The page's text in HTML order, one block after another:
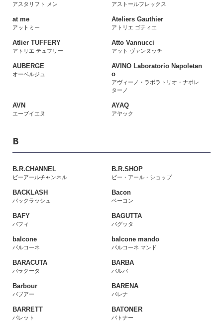
アスタリフト メン アストールフレックス
at me
アットミー
Ateliers Gauthier
アトリエ ゴティエ
Atlier TUFFERY
アトリエ テュフリー
Atto Vannucci
アット ヴァンヌッチ
AUBERGE
オーベルジュ
AVINO Laboratorio Napoletan
o
アヴィーノ・ラボラトリオ・ナポレ
ターノ
AVN
エーブイエヌ
AYAQ
アヤック
B
B.R.CHANNEL
ビーアールチャンネル
B.R.SHOP
ビー・アール・ショップ
BACKLASH
バックラッシュ
Bacon
ベーコン
BAFY
バフィ
BAGUTTA
バグッタ
balcone
バルコーネ
balcone mando
バルコーネ マンド
BARACUTA
バラクータ
BARBA
バルバ
Barbour
バブアー
BARENA
バレナ
BARRETT
バレット
BATONER
バトナー